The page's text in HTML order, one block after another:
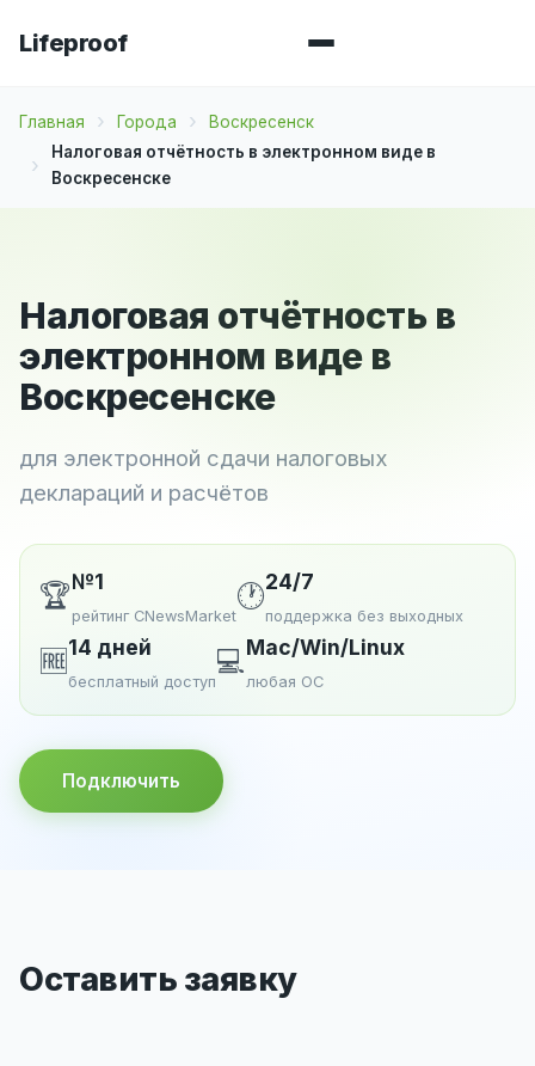
Lifeproof
Главная Города
Воскресенск
Налоговая отчётность в электронном виде в
Воскресенске
Налоговая отчётность в
электронном виде в
Воскресенске
для электронной сдачи налоговых
деклараций и расчётов
🏆№1
рейтинг CNewsMarket
🕐24/7
поддержка без выходных
🆓14 дней
бесплатный доступ
💻Mac/Win/Linux
любая ОС
Подключить
Оставить заявку